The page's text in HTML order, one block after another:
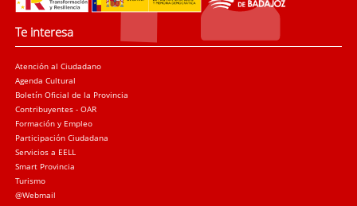
Te interesa
Atención al Ciudadano
Agenda Cultural
Boletín Oficial de la Provincia
Contribuyentes - OAR
Formación y Empleo
Participación Ciudadana
Servicios a EELL
Smart Provincia
Turismo
@Webmail